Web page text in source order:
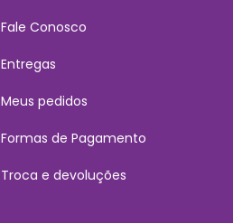
Fale Conosco
Entregas
Meus pedidos
Formas de Pagamento
Troca e devoluções